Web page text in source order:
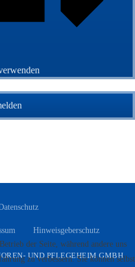
Hinweisgeberschutz
UND PFLEGEHEIM GMBH
der Seite, während andere uns
zu verbessern. Sie können selbst